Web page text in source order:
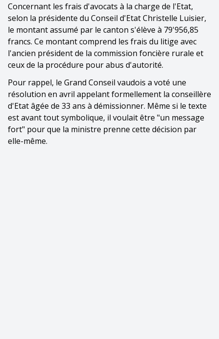
Concernant les frais d'avocats à la charge de l'Etat,
selon la présidente du Conseil d'Etat Christelle Luisier,
le montant assumé par le canton s'élève à 79'956,85
francs. Ce montant comprend les frais du litige avec
l'ancien président de la commission foncière rurale et
ceux de la procédure pour abus d'autorité.
Pour rappel, le Grand Conseil vaudois a voté une
résolution en avril appelant formellement la conseillère
d'Etat âgée de 33 ans à démissionner. Même si le texte
est avant tout symbolique, il voulait être "un message
fort" pour que la ministre prenne cette décision par
elle-même.